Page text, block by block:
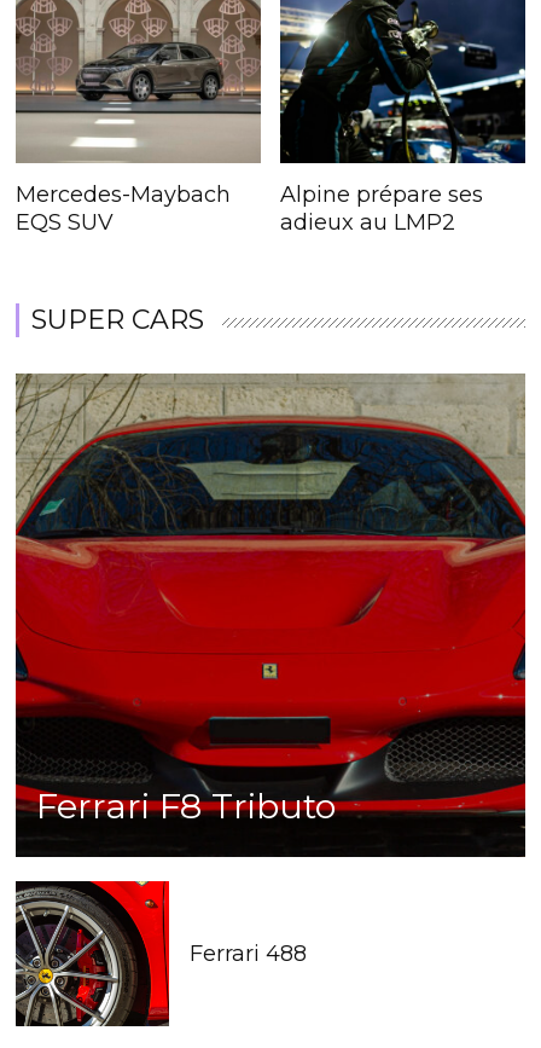
Mercedes-Maybach
EQS SUV
Alpine prépare ses
adieux au LMP2
SUPER CARS
Ferrari F8 Tributo
Ferrari 488